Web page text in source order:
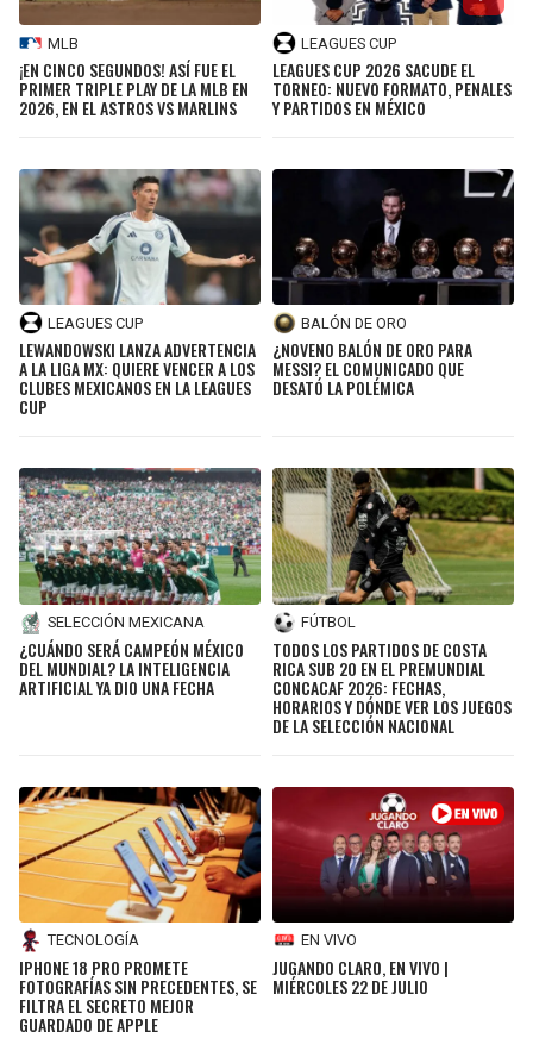
MLB
¡EN CINCO SEGUNDOS! ASÍ FUE EL
PRIMER TRIPLE PLAY DE LA MLB EN
2026, EN EL ASTROS VS MARLINS
LEAGUES CUP
LEAGUES CUP 2026 SACUDE EL
TORNEO: NUEVO FORMATO, PENALES
Y PARTIDOS EN MÉXICO
LEAGUES CUP
LEWANDOWSKI LANZA ADVERTENCIA
A LA LIGA MX: QUIERE VENCER A LOS
CLUBES MEXICANOS EN LA LEAGUES
CUP
BALÓN DE ORO
¿NOVENO BALÓN DE ORO PARA
MESSI? EL COMUNICADO QUE
DESATÓ LA POLÉMICA
SELECCIÓN MEXICANA
¿CUÁNDO SERÁ CAMPEÓN MÉXICO
DEL MUNDIAL? LA INTELIGENCIA
ARTIFICIAL YA DIO UNA FECHA
FÚTBOL
TODOS LOS PARTIDOS DE COSTA
RICA SUB 20 EN EL PREMUNDIAL
CONCACAF 2026: FECHAS,
HORARIOS Y DÓNDE VER LOS JUEGOS
DE LA SELECCIÓN NACIONAL
TECNOLOGÍA
IPHONE 18 PRO PROMETE
FOTOGRAFÍAS SIN PRECEDENTES, SE
FILTRA EL SECRETO MEJOR
GUARDADO DE APPLE
EN VIVO
JUGANDO CLARO, EN VIVO |
MIÉRCOLES 22 DE JULIO